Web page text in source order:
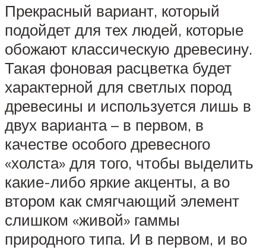
Прекрасный вариант, который
подойдет для тех людей, которые
обожают классическую древесину.
Такая фоновая расцветка будет
характерной для светлых пород
древесины и используется лишь в
двух варианта – в первом, в
качестве особого древесного
«холста» для того, чтобы выделить
какие-либо яркие акценты, а во
втором как смягчающий элемент
слишком «живой» гаммы
природного типа. И в первом, и во